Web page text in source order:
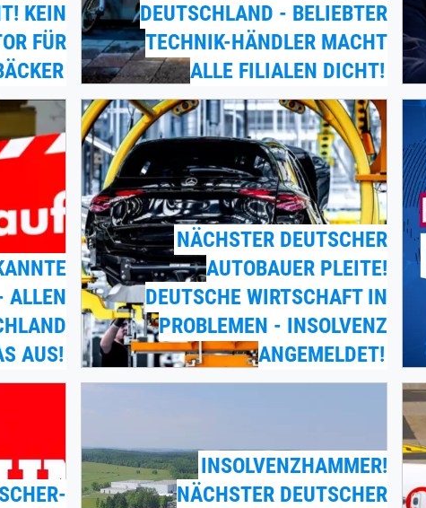
KEIN R
FÜR B
EUTSCHLAND - BELIEBTER T
ECHNIK-HÄNDLER MACHT A
LLE FILIALEN DICHT!
ALLEN
AUS!
NÄCHSTER DEUTSCHER
AUTOBAUER PLEITE!
DEUTSCHE WIRTSCHAFT IN
PROBLEMEN - INSOLVENZ
ANGEMELDET!
INSOLVENZHAMMER!
NÄCHSTER DEUTSCHER